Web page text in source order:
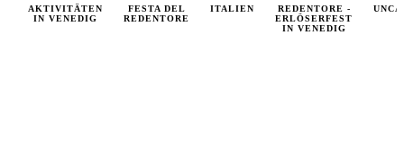
AKTIVITÄTEN
IN VENEDIG
FESTA DEL
REDENTORE
ITALIEN
REDENTORE -
ERLÖSERFEST
IN VENEDIG